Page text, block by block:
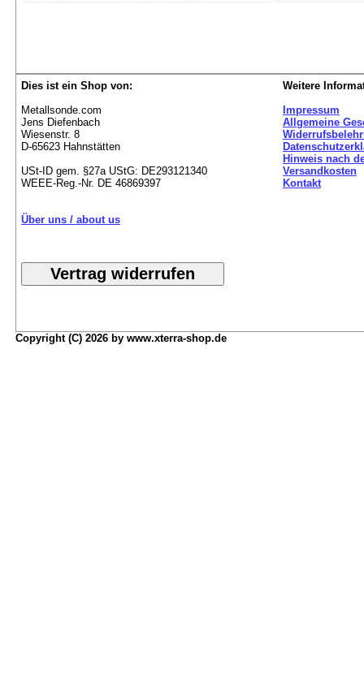
Dies ist ein Shop von:
Metallsonde.com
Jens Diefenbach
Wiesenstr. 8
D-65623 Hahnstätten
USt-ID gem. §27a UStG: DE293121340
WEEE-Reg.-Nr. DE 46869397
Über uns / about us
Weitere
Impressum
Allgemeine
Hinweis nach
Versandkosten
Kontakt
Copyright (C) 2026 by www.xterra-shop.de